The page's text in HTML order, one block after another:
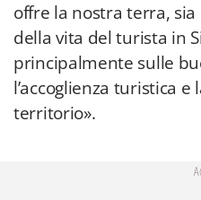
offre la nostra terra,
della vita del turista in
principalmente sulle
l’accoglienza turistica
territorio».